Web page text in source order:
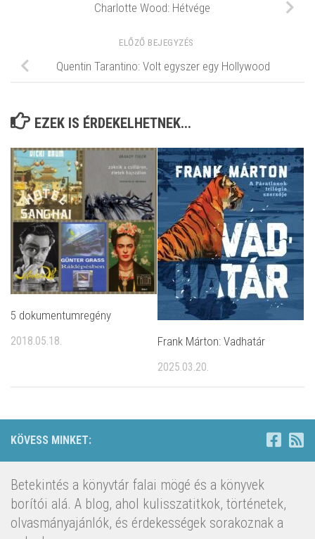
Charlotte Wood: Hétvége
ELŐZŐ BEJEGYZÉS
Quentin Tarantino: Volt egyszer egy Hollywood
EZEK IS ÉRDEKELHETNEK...
5 dokumentumregény
2018.05.18. Frank Márton: Vadhatár
2025.03.20.
KÖVESS MINKET:
Betekintés a könyvtár falai mögé és a könyvek
borítói alá. A blog, ahol kulisszatitkok, történetek,
olvasmányajánlók, és érdekességek sorakoznak a